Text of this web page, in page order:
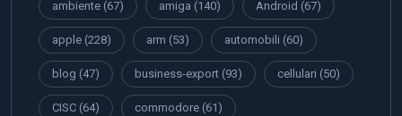
ambiente (67) amiga (140) Android (67)
apple (228) arm (53) automobili (60)
blog (47) business-export (93) cellulari (50)
CISC (64) commodore (61)